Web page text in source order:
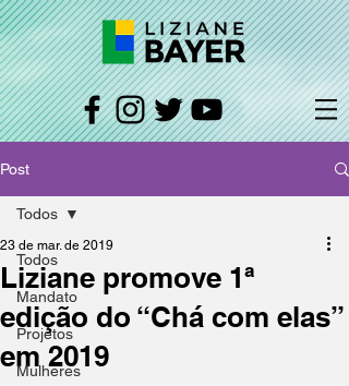
Post
Todos
Mandato
Projetos
Mulheres
Todos
Liziane promove 1ª
edição do “Chá com elas”
em 2019
23 de mar. de 2019